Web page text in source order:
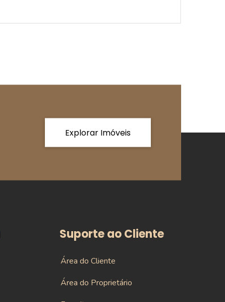
Explorar Imóveis
Suporte ao Cliente
Área do Cliente
Área do Proprietário